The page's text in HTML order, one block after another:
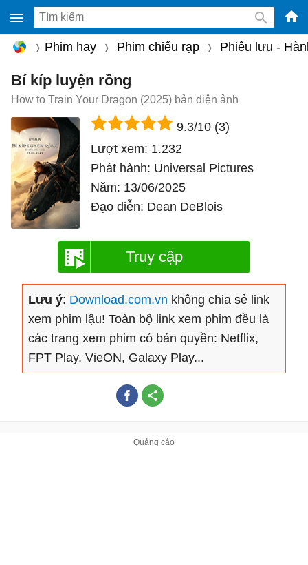
-
Phim hay Phim chiếu rạp Phiêu lưu -
Bí kíp luyện rồng
How to Train Your Dragon (2025) bản điện ảnh
9.3/10 (3)
Lượt xem: 1.232
Phát hành: Universal Pictures
Năm: 13/06/2025
Đạo diễn: Dean DeBlois
Truy cập
Lưu ý: Download.com.vn không chia sẻ link
xem phim lậu! Toàn bộ link xem phim đều là
các trang xem phim có bản quyền: Netflix,
FPT Play, VieON, Galaxy Play...